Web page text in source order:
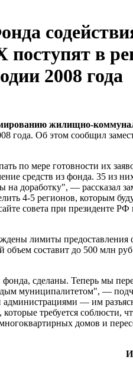
в
2008 года
жилищно-
года. Об этом сообщил
по мере готовности их
средств из фонда. 35 из
на доработку", — рассказал
4-5 регионов, которым
совета при президенте РФ
лимиты предоставления
объем составит до 500 млн
сделаны. Теперь мы
муниципалитетом", —
администрациями — им
требуется соблюсти,
домов и